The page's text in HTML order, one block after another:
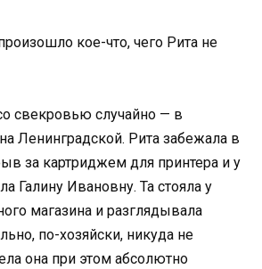
кое-что, чего Рита не
свекровью случайно — в
Ленинградской. Рита забежала в
за картриджем для принтера и у
Галину Ивановну. Та стояла у
магазина и разглядывала
по-хозяйски, никуда не
она при этом абсолютно